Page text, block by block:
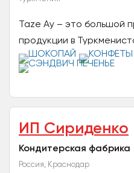
Taze Ay – это большой
продукции в
кондитерском
кексы,...
ИП Сириденко
Кондитерская фабрика
Россия, Краснодар